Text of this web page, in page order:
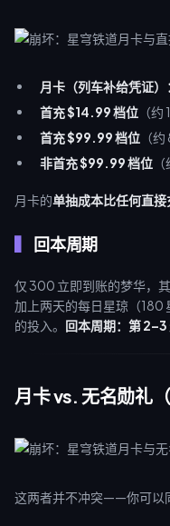
月卡（列车补给凭证）：
首充 $14.99 档位 （
首充 $99.99 档位 （
非首充 $99.99 档位
月卡的单抽成本比任何直
回本周期
仅 300 立即到账的梦华，
加上两天的每日星琼（180
的投入。 回本周期：第 2–3
月卡 vs. 无名勋礼（
这两者并不冲突——你可以